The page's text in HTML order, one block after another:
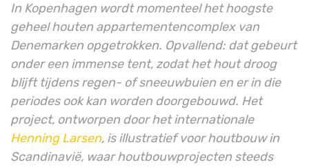
In Kopenhagen wordt momenteel het hoogste
geheel houten appartementencomplex van
Denemarken opgetrokken. Opvallend: dat gebeurt
onder een immense tent, zodat het hout droog
blijft tijdens regen- of sneeuwbuien en er in die
periodes ook kan worden doorgebouwd. Het
project, ontworpen door het internationale
Henning Larsen, is illustratief voor houtbouw in
Scandinavië, waar houtbouwprojecten steeds